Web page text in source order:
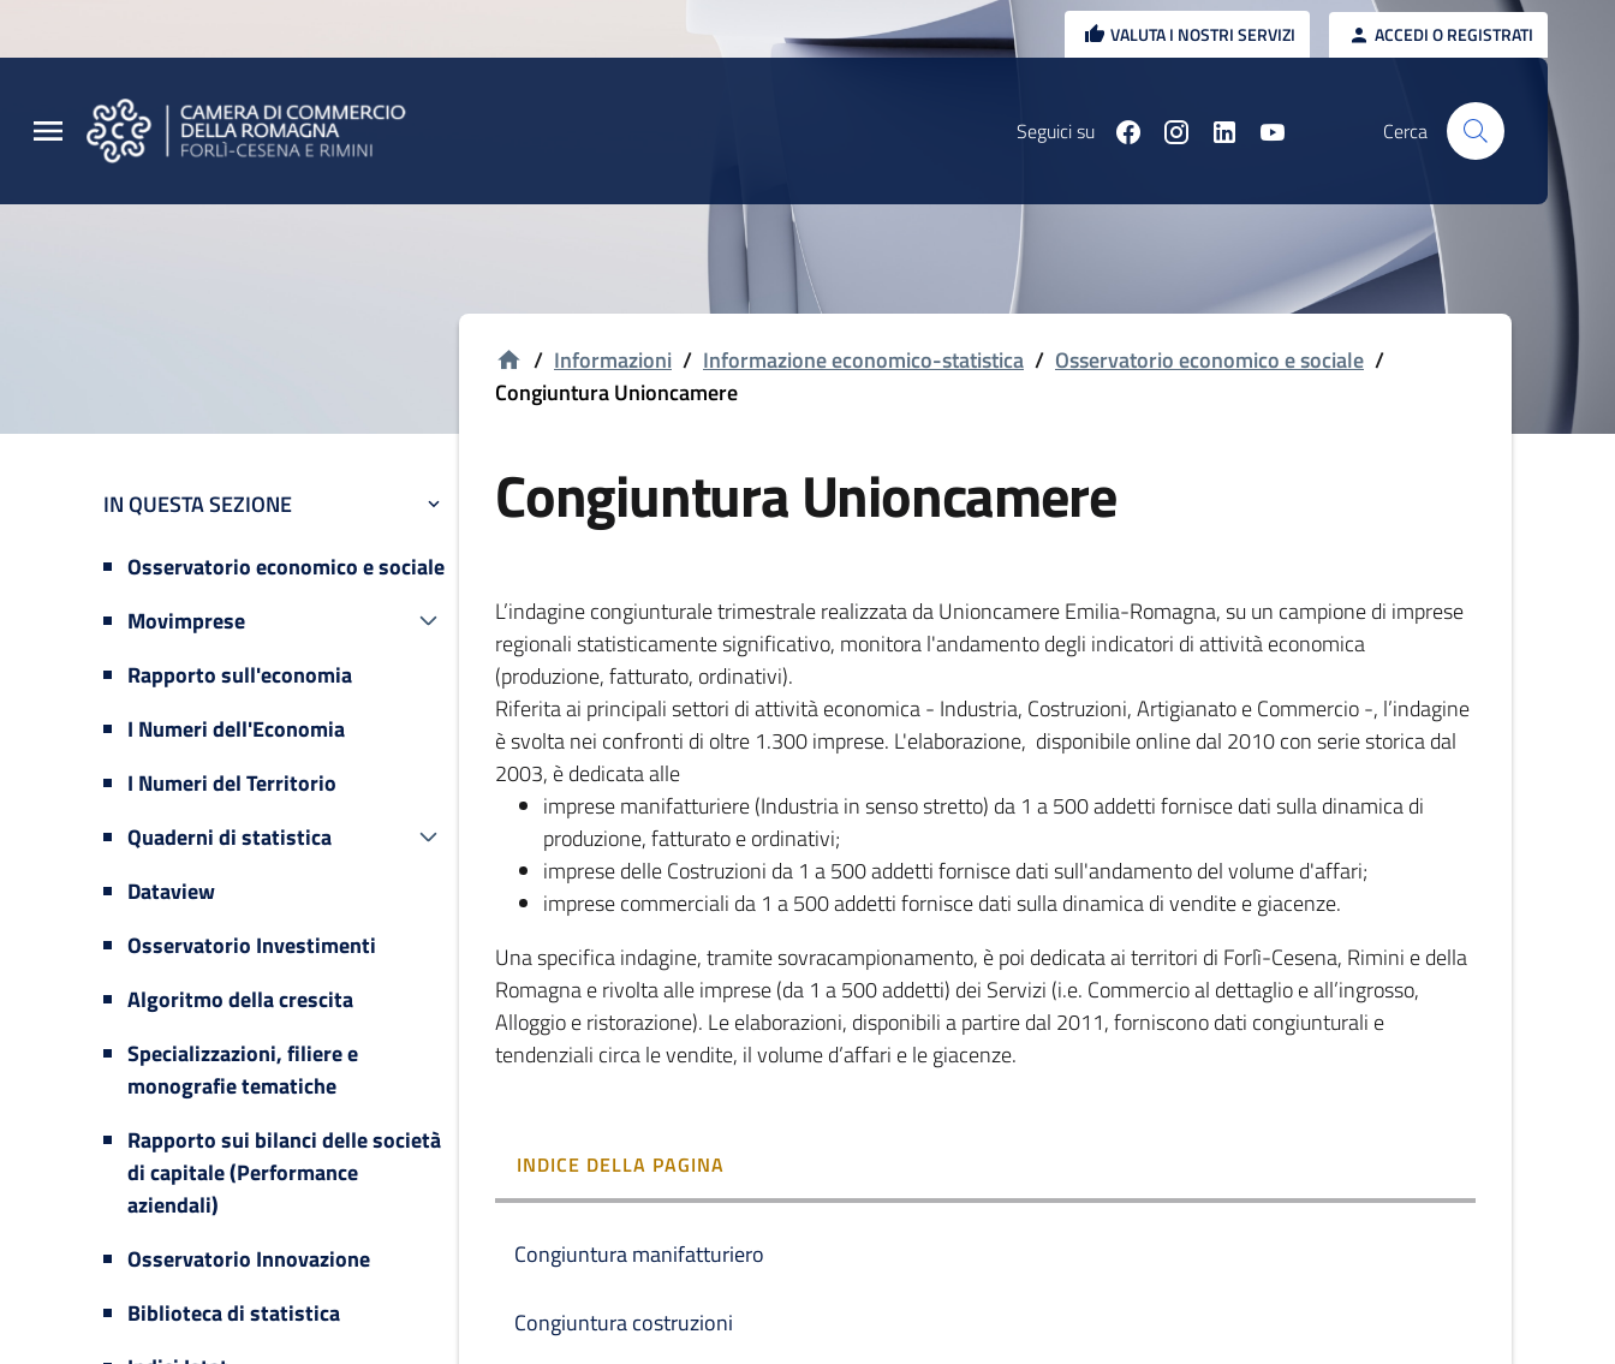
VALUTA I NOSTRI SERVIZI ACCEDI O REGISTRATI
Seguici su Cerca
IN QUESTA SEZIONE
Osservatorio economico e sociale
Movimprese
Rapporto sull'economia
I Numeri dell'Economia
I Numeri del Territorio
Quaderni di statistica
Dataview
Osservatorio Investimenti
Algoritmo della crescita
Specializzazioni, filiere e
monografie tematiche
Rapporto sui bilanci delle società
di capitale (Performance
aziendali)
Osservatorio Innovazione
Biblioteca di statistica
/ Informazioni / Informazione economico-statistica / Osservatorio economico e sociale /
Congiuntura Unioncamere
Congiuntura Unioncamere
L’indagine congiunturale trimestrale realizzata da Unioncamere Emilia-Romagna, su un campione di imprese
regionali statisticamente significativo, monitora l'andamento degli indicatori di attività economica
(produzione, fatturato, ordinativi).
Riferita ai principali settori di attività economica - Industria, Costruzioni, Artigianato e Commercio -, l’indagine
è svolta nei confronti di oltre 1.300 imprese. L'elaborazione, disponibile online dal 2010 con serie storica dal
2003, è dedicata alle
imprese manifatturiere (Industria in senso stretto) da 1 a 500 addetti fornisce dati sulla dinamica di
produzione, fatturato e ordinativi;
imprese delle Costruzioni da 1 a 500 addetti fornisce dati sull'andamento del volume d'affari;
imprese commerciali da 1 a 500 addetti fornisce dati sulla dinamica di vendite e giacenze.
Una specifica indagine, tramite sovracampionamento, è poi dedicata ai territori di Forlì-Cesena, Rimini e della
Romagna e rivolta alle imprese (da 1 a 500 addetti) dei Servizi (i.e. Commercio al dettaglio e all’ingrosso,
Alloggio e ristorazione). Le elaborazioni, disponibili a partire dal 2011, forniscono dati congiunturali e
tendenziali circa le vendite, il volume d’affari e le giacenze.
INDICE DELLA PAGINA
Congiuntura manifatturiero
Congiuntura costruzioni